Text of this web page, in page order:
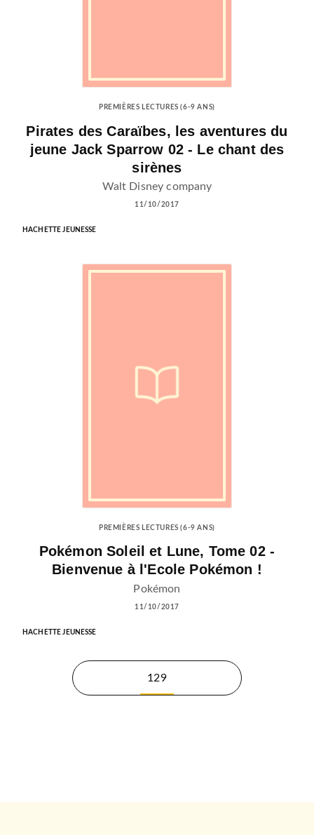
PREMIÈRES LECTURES (6-9 ANS)
Pirates des Caraïbes, les aventures du
jeune Jack Sparrow 02 - Le chant des
sirènes
Walt Disney company
11/10/2017
HACHETTE JEUNESSE
PREMIÈRES LECTURES (6-9 ANS)
Pokémon Soleil et Lune, Tome 02 -
Bienvenue à l'Ecole Pokémon !
Pokémon
11/10/2017
HACHETTE JEUNESSE
129